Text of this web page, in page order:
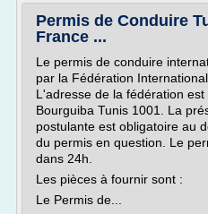
Permis de Conduire
France ...
Le permis de conduire
par la Fédération
L'adresse de la fédération
Bourguiba Tunis 1001. La
postulante est obligatoire au
du permis en question. Le
dans 24h.
Les pièces à fournir sont :
Le Permis de...